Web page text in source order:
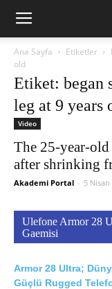
Ana Sayfa Etiketler
old
Etiket: began
leg at 9 years
Video
The 25-year-
after shrinking
Akademi Portal - 5 Nisan
Ulefone Armor 28
Gaemisi
Armor 28 Ultra;
Güçlü Rugged